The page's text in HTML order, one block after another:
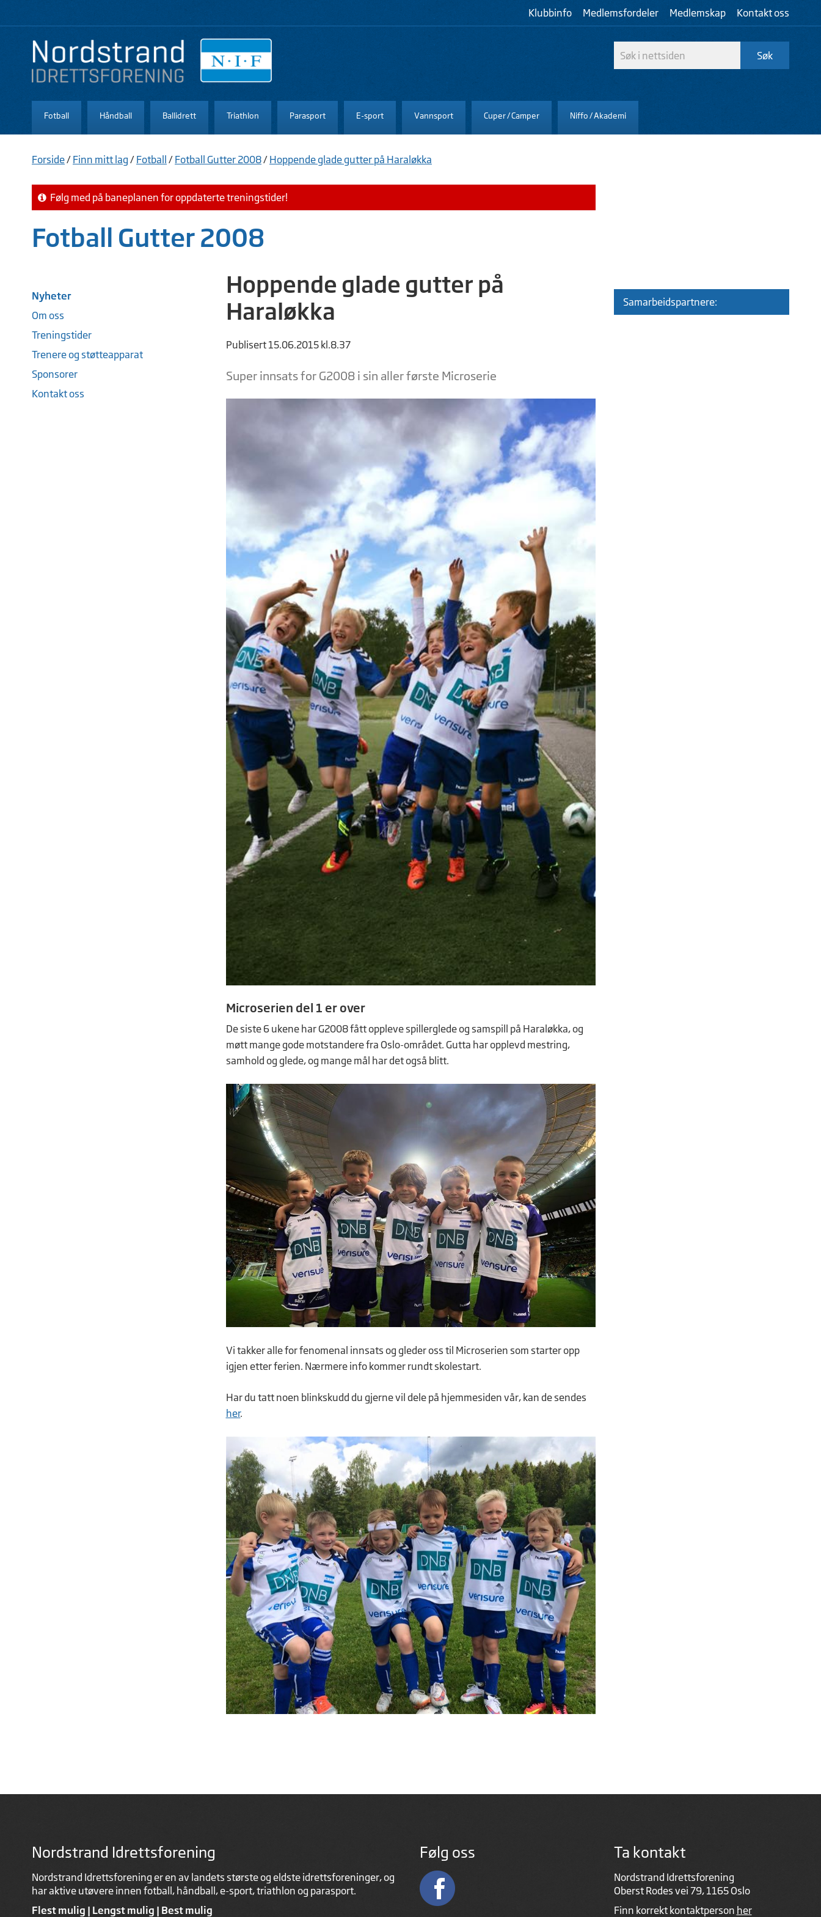
Klubbinfo Medlemsfordeler Medlemskap Kontakt oss
Fotball Håndball Ballidrett Triathlon Parasport E-sport Vannsport Cuper / Camper Niffo / Akademi
Forside/ Finn mitt lag / Fotball / Fotball Gutter 2008/ Hoppende glade gutter på Haraløkka
Følg med på baneplanen for oppdaterte treningstider!
Fotball Gutter 2008
Nyheter
Om oss
Treningstider
Trenere og støtteapparat
Sponsorer
Kontakt oss
Hoppende glade gutter på
Haraløkka
Publisert 15.06.2015 kl.8.37
Super innsats for G2008 i sin aller første Microserie
Microserien del 1 er over
De siste 6 ukene har G2008 fått oppleve spillerglede og samspill på Haraløkka, og
møtt mange gode motstandere fra Oslo-området. Gutta har opplevd mestring,
samhold og glede, og mange mål har det også blitt.
Vi takker alle for fenomenal innsats og gleder oss til Microserien som starter opp
igjen etter ferien. Nærmere info kommer rundt skolestart.
Har du tatt noen blinkskudd du gjerne vil dele på hjemmesiden vår, kan de sendes
her.
Samarbeidspartnere:
Nordstrand Idrettsforening
Nordstrand Idrettsforening er en av landets største og eldste idrettsforeninger, og
har aktive utøvere innen fotball, håndball, e-sport, triathlon og parasport.
Flest mulig | Lengst mulig | Best mulig
Følg oss Ta kontakt
Nordstrand Idrettsforening
Oberst Rodes vei 79, 1165 Oslo
Finn korrekt kontaktperson her